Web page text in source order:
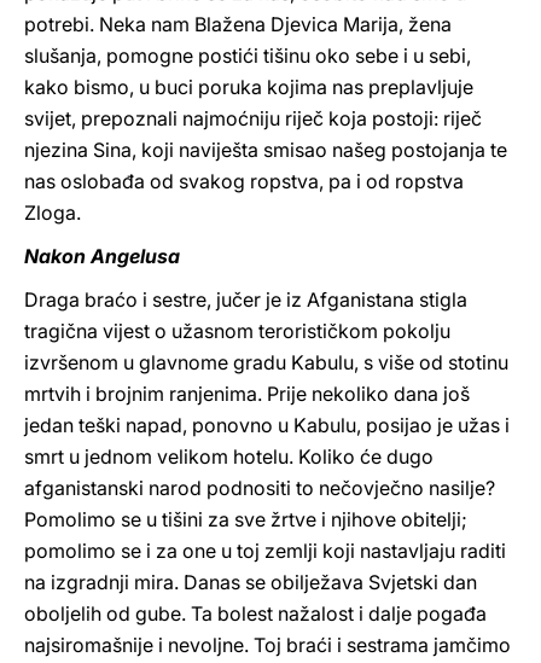
potrebi. Neka nam Blažena Djevica Marija, žena
slušanja, pomogne postići tišinu oko sebe i u sebi,
kako bismo, u buci poruka kojima nas preplavljuje
svijet, prepoznali najmoćniju riječ koja postoji: riječ
njezina Sina, koji naviješta smisao našeg postojanja te
nas oslobađa od svakog ropstva, pa i od ropstva
Zloga.
Nakon Angelusa
Draga braćo i sestre, jučer je iz Afganistana stigla
tragična vijest o užasnom terorističkom pokolju
izvršenom u glavnome gradu Kabulu, s više od stotinu
mrtvih i brojnim ranjenima. Prije nekoliko dana još
jedan teški napad, ponovno u Kabulu, posijao je užas i
smrt u jednom velikom hotelu. Koliko će dugo
afganistanski narod podnositi to nečovječno nasilje?
Pomolimo se u tišini za sve žrtve i njihove obitelji;
pomolimo se i za one u toj zemlji koji nastavljaju raditi
na izgradnji mira. Danas se obilježava Svjetski dan
oboljelih od gube. Ta bolest nažalost i dalje pogađa
najsiromašnije i nevoljne. Toj braći i sestrama jamčimo